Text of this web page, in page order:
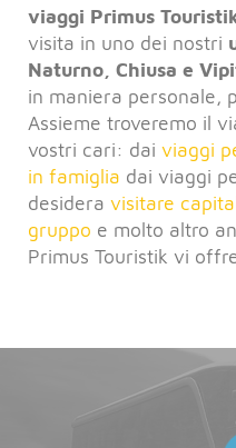
viaggi Primus
visita in uno dei nostri
Naturno, Chiusa e
in maniera personale,
Assieme troveremo il
vostri cari: dai viaggi
in famiglia dai viaggi
desidera visitare
gruppo e molto altro
Primus Touristik vi